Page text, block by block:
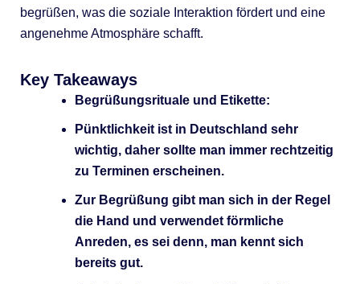
begrüßen, was die soziale Interaktion fördert und eine
angenehme Atmosphäre schafft.
Key Takeaways
Begrüßungsrituale und Etikette:
Pünktlichkeit ist in Deutschland sehr
wichtig, daher sollte man immer rechtzeitig
zu Terminen erscheinen.
Zur Begrüßung gibt man sich in der Regel
die Hand und verwendet förmliche
Anreden, es sei denn, man kennt sich
bereits gut.